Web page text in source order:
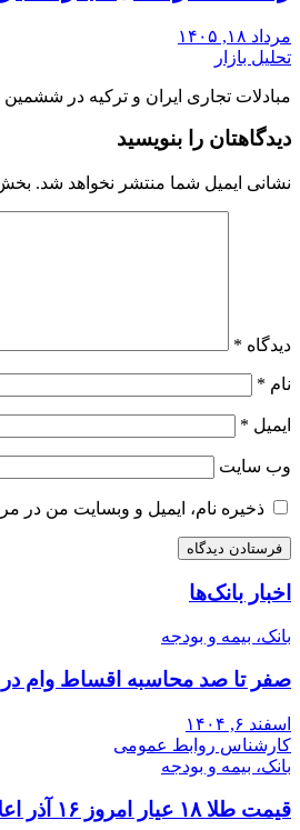
مرداد ۱۸, ۱۴۰۵
تحلیل بازار
مبادلات تجاری ایران و ترکیه در ششمین ماه سال
دیدگاهتان را بنویسید
نشانی ایمیل شما منتشر نخواهد شد.
دیدگاه *
نام *
ایمیل *
وب‌ سایت
ذخیره نام، ایمیل و وبسایت من در
اخبار بانک‌ها
بانک، بیمه و بودجه
صفر تا صد محاسبه اقساط وام
اسفند ۶, ۱۴۰۴
کارشناس روابط عمومی
بانک، بیمه و بودجه
قیمت طلا ۱۸ عیار امروز ۱۶ آذر اعلام شد + جدول